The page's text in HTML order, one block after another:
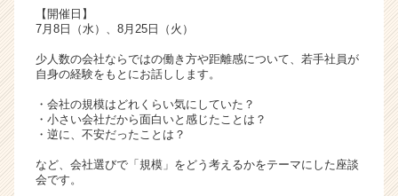
【開催日】
7月8日（水）、8月25日（火）
少人数の会社ならではの働き方や距離感について、若手社員が
自身の経験をもとにお話しします。
・会社の規模はどれくらい気にしていた？
・小さい会社だから面白いと感じたことは？
・逆に、不安だったことは？
など、会社選びで「規模」をどう考えるかをテーマにした座談
会です。